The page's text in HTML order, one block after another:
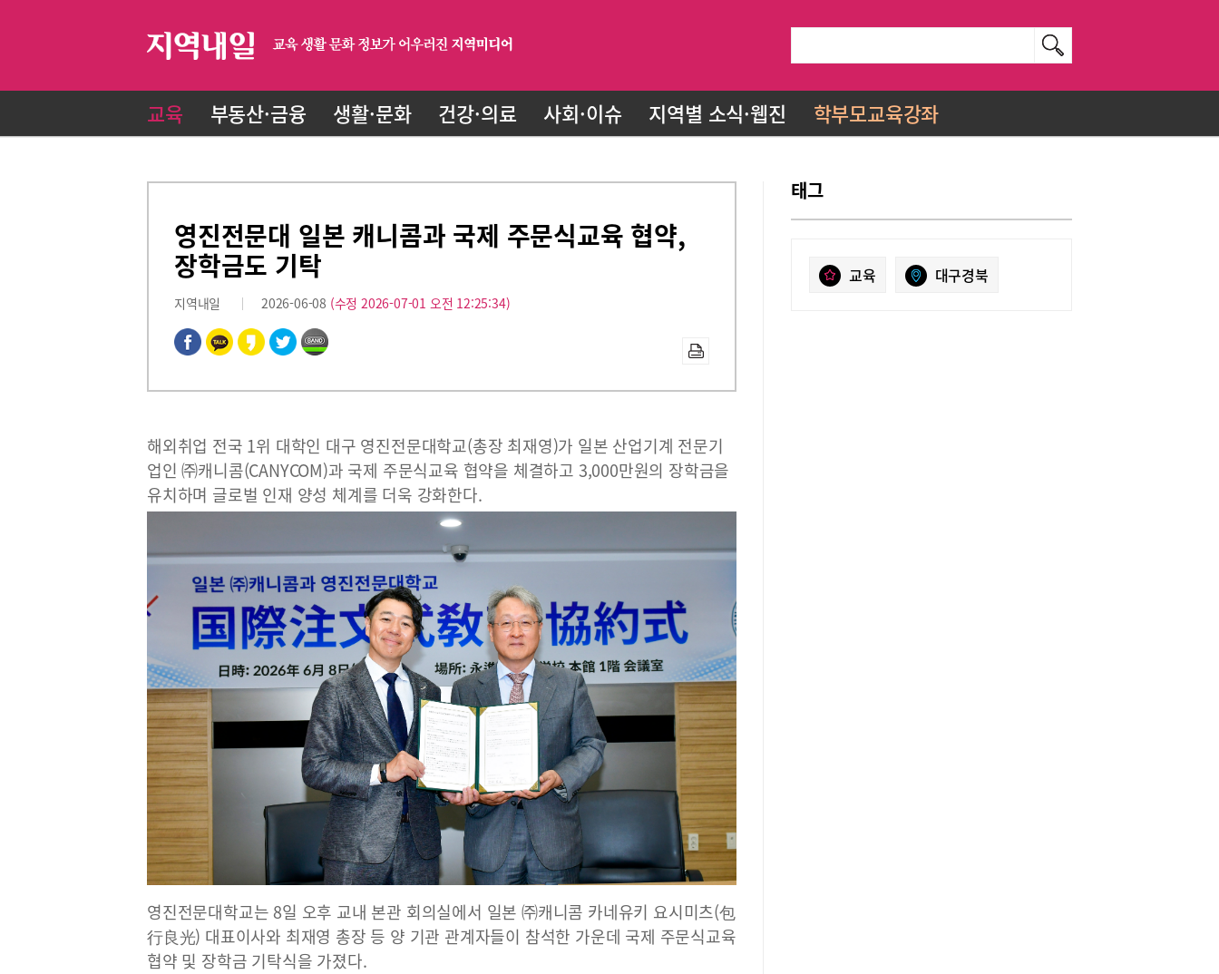
교육 부동산·금융 생활·문화 건강·의료 사회·이슈 지역별 소식·웹진 학부모교육강좌
영진전문대 일본 캐니콤과 국제 주문식교육 협약,
장학금도 기탁
지역내일 2026-06-08 (수정 2026-07-01 오전 12:25:34)
해외취업 전국 1위 대학인 대구 영진전문대학교(총장 최재영)가 일본 산업기계 전문기
업인 ㈜캐니콤(CANYCOM)과 국제 주문식교육 협약을 체결하고 3,000만원의 장학금을
유치하며 글로벌 인재 양성 체계를 더욱 강화한다.
영진전문대학교는 8일 오후 교내 본관 회의실에서 일본 ㈜캐니콤 카네유키 요시미츠(包
行良光) 대표이사와 최재영 총장 등 양 기관 관계자들이 참석한 가운데 국제 주문식교육
협약 및 장학금 기탁식을 가졌다.
태그
교육 대구경북